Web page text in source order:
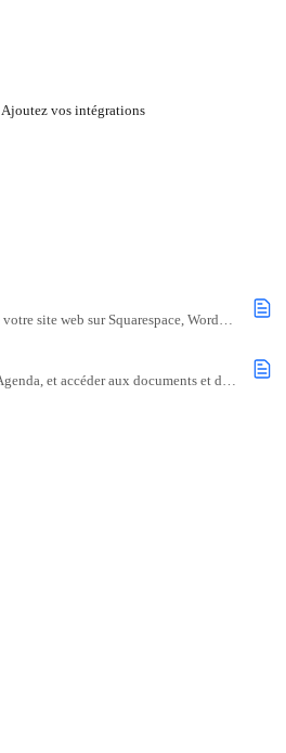
Ajoutez vos intégrations
Vous trouverez ci-dessous les vidéos nécessaires à l'installation de l'intégration de votre site web sur Squarespace, WordPress, Wix et Gohighlevel.
Voici comment synchroniser un calendrier d’entreprise ou de projet avec Google Agenda, et accéder aux documents et détails du projet.